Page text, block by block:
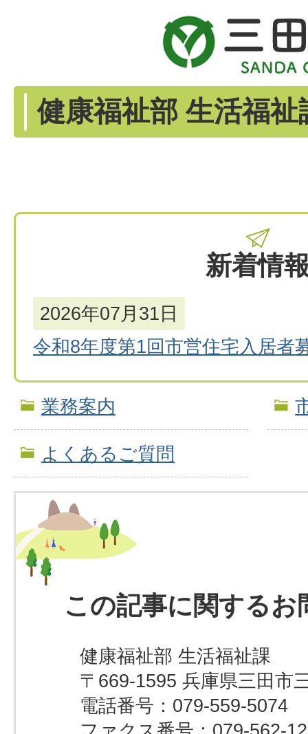
健康福祉部 生活福祉
新着情
2026年07月31日
令和8年度第1回市営住宅入居者
業務案内
よくあるご質問
この記事に関するお
健康福祉部 生活福祉課
〒669-1595 兵庫県三田市
電話番号：079-559-5074